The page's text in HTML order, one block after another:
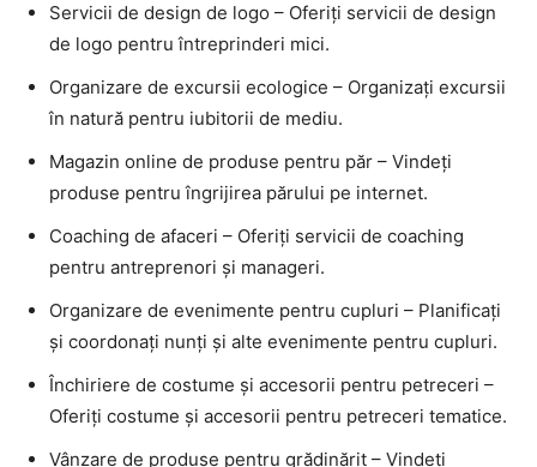
Servicii de design de logo – Oferiți servicii de design
de logo pentru întreprinderi mici.
Organizare de excursii ecologice – Organizați excursii
în natură pentru iubitorii de mediu.
Magazin online de produse pentru păr – Vindeți
produse pentru îngrijirea părului pe internet.
Coaching de afaceri – Oferiți servicii de coaching
pentru antreprenori și manageri.
Organizare de evenimente pentru cupluri – Planificați
și coordonați nunți și alte evenimente pentru cupluri.
Închiriere de costume și accesorii pentru petreceri –
Oferiți costume și accesorii pentru petreceri tematice.
Vânzare de produse pentru grădinărit – Vindeți